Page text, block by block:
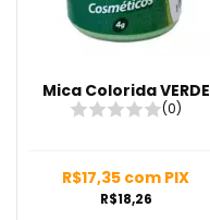
Mica Colorida VERDE
(0)
R$18,26
R$17,35 com PIX